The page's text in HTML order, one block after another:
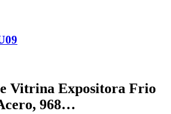
Vitrina Expositora Frio
968…